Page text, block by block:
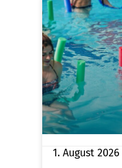
1. August 2026